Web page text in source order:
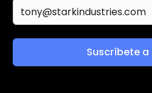
Suscríbete a